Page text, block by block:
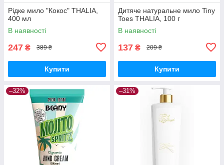
Рідке мило "Кокос" THALIA,
400 мл
В наявності
247 ₴ 389 ₴
Купити
Дитяче натуральне мило Tiny
Toes THALIA, 100 г
В наявності
137 ₴ 209 ₴
Купити
–32% –31%